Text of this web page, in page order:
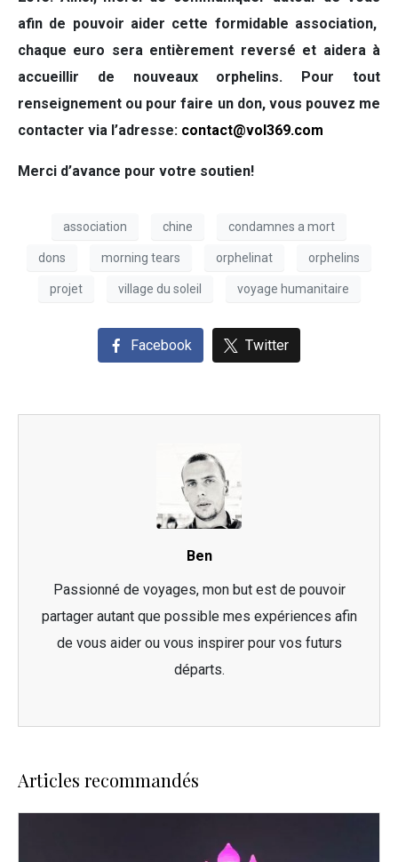
afin de pouvoir aider cette formidable association,
chaque euro sera entièrement reversé et aidera à
accueillir de nouveaux orphelins. Pour tout
renseignement ou pour faire un don, vous pouvez me
contacter via l’adresse: contact@vol369.com
Merci d’avance pour votre soutien!
association chine condamnes a mort
dons morning tears orphelinat orphelins
projet village du soleil voyage humanitaire
Facebook Twitter
Ben
Passionné de voyages, mon but est de pouvoir
partager autant que possible mes expériences afin
de vous aider ou vous inspirer pour vos futurs
départs.
Articles recommandés